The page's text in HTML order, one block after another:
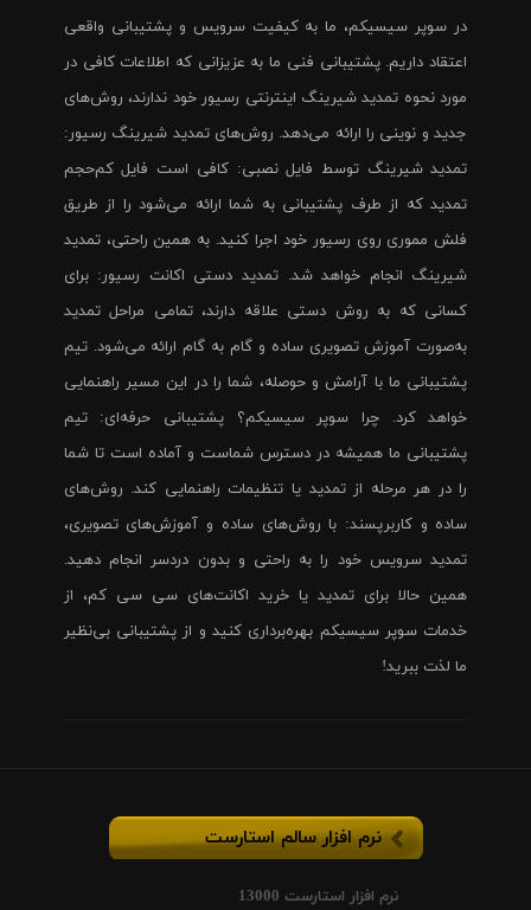
در سوپر سیسیکم، ما به کیفیت سرویس و پشتیبانی واقعی
اعتقاد داریم. پشتیبانی فنی ما به عزیزانی که اطلاعات کافی در
مورد نحوه تمدید شیرینگ اینترنتی رسیور خود ندارند، روش‌های
جدید و نوینی را ارائه می‌دهد. روش‌های تمدید شیرینگ رسیور:
تمدید شیرینگ توسط فایل نصبی: کافی است فایل کم‌حجم
تمدید که از طرف پشتیبانی به شما ارائه می‌شود را از طریق
فلش مموری روی رسیور خود اجرا کنید. به همین راحتی، تمدید
شیرینگ انجام خواهد شد. تمدید دستی اکانت رسیور: برای
کسانی که به روش دستی علاقه دارند، تمامی مراحل تمدید
به‌صورت آموزش تصویری ساده و گام به گام ارائه می‌شود. تیم
پشتیبانی ما با آرامش و حوصله، شما را در این مسیر راهنمایی
خواهد کرد. چرا سوپر سیسیکم؟ پشتیبانی حرفه‌ای: تیم
پشتیبانی ما همیشه در دسترس شماست و آماده است تا شما
را در هر مرحله از تمدید یا تنظیمات راهنمایی کند. روش‌های
ساده و کاربرپسند: با روش‌های ساده و آموزش‌های تصویری،
تمدید سرویس خود را به راحتی و بدون دردسر انجام دهید.
همین حالا برای تمدید یا خرید اکانت‌های سی سی کم، از
خدمات سوپر سیسیکم بهره‌برداری کنید و از پشتیبانی بی‌نظیر
ما لذت ببرید!
نرم افزار سالم استارست
نرم افزار استارست 13000